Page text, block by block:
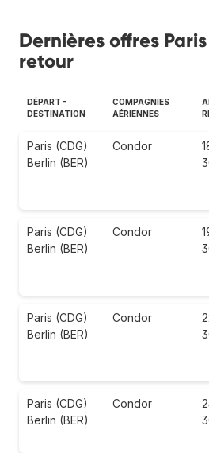
Dernières offres
retour
DÉPART -
DESTINATION
COMPAGNIES
AÉRIENNES
Paris (CDG)
Berlin (BER)
Condor
Paris (CDG)
Berlin (BER)
Condor
Paris (CDG)
Berlin (BER)
Condor
Paris (CDG)
Berlin (BER)
Condor